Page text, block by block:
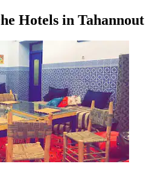
Hotels in Tahannout